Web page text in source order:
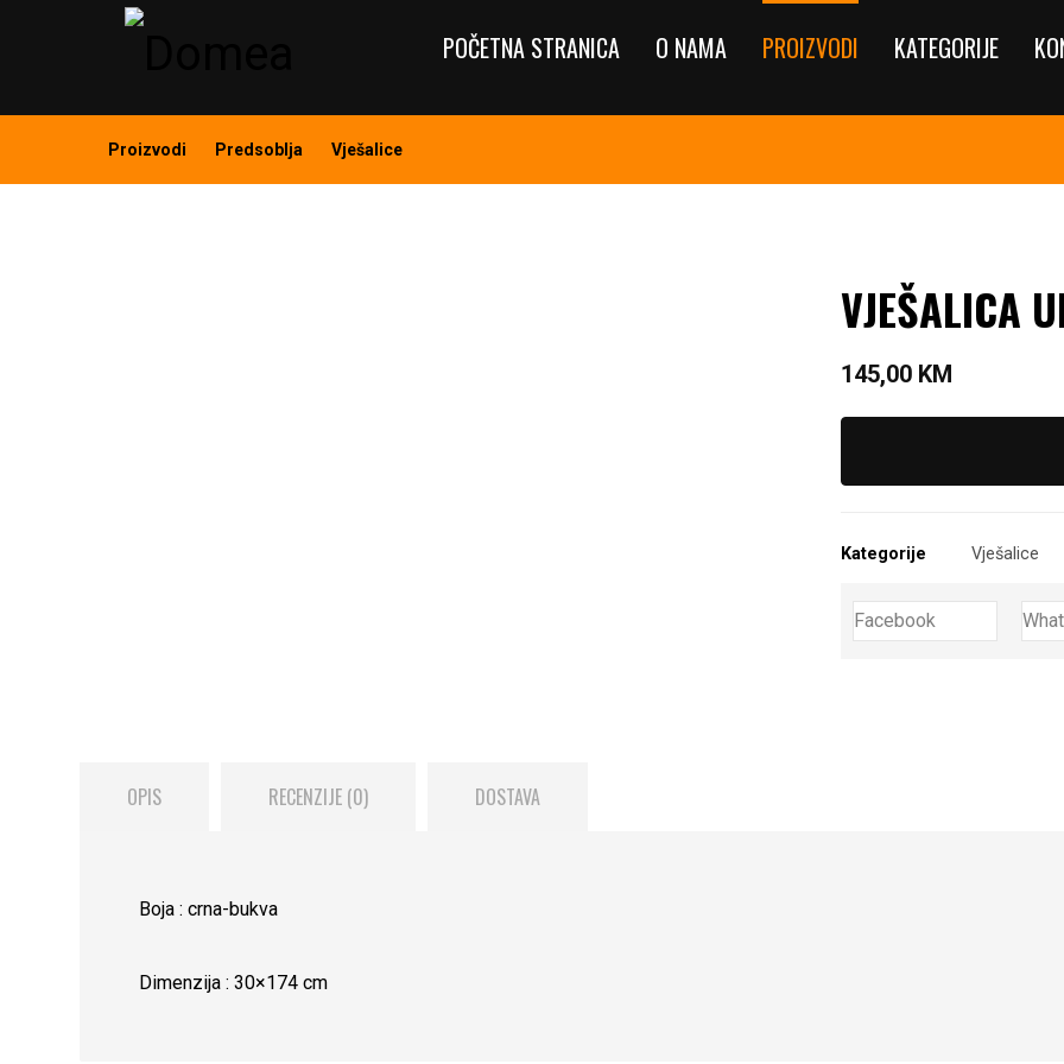
POČETNA STRANICA O NAMA PROIZVODI KATEGORIJE
Proizvodi Predsoblja Vješalice
VJEŠALICA
145,00 KM
Kategorije Vješalice
Facebook
OPIS RECENZIJE (0) DOSTAVA
Boja : crna-bukva
Dimenzija : 30×174 cm